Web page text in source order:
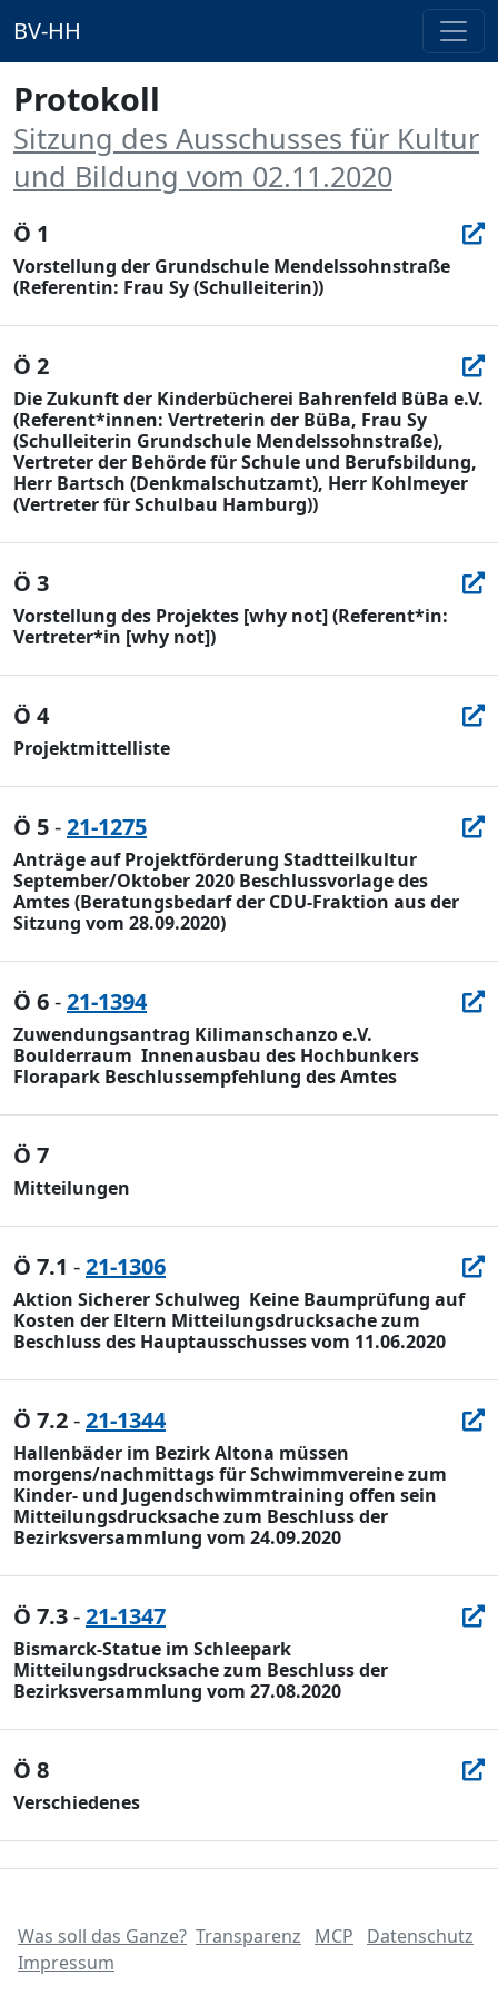
BV-HH
Protokoll
Sitzung des Ausschusses für Kultur
und Bildung vom 02.11.2020
Ö 1
Vorstellung der Grundschule Mendelssohnstraße
(Referentin: Frau Sy (Schulleiterin))
Ö 2
Die Zukunft der Kinderbücherei Bahrenfeld BüBa e.V.
(Referent*innen: Vertreterin der BüBa, Frau Sy
(Schulleiterin Grundschule Mendelssohnstraße),
Vertreter der Behörde für Schule und Berufsbildung,
Herr Bartsch (Denkmalschutzamt), Herr Kohlmeyer
(Vertreter für Schulbau Hamburg))
Ö 3
Vorstellung des Projektes [why not] (Referent*in:
Vertreter*in [why not])
Ö 4
Projektmittelliste
Ö 5-21-1275
Anträge auf Projektförderung Stadtteilkultur
September/Oktober 2020 Beschlussvorlage des
Amtes (Beratungsbedarf der CDU-Fraktion aus der
Sitzung vom 28.09.2020)
Ö 6-21-1394
Zuwendungsantrag Kilimanschanzo e.V. 
Boulderraum  Innenausbau des Hochbunkers
Florapark Beschlussempfehlung des Amtes
Ö 7
Mitteilungen
Ö 7.1 -21-1306
Aktion Sicherer Schulweg  Keine Baumprüfung auf
Kosten der Eltern Mitteilungsdrucksache zum
Beschluss des Hauptausschusses vom 11.06.2020
Ö 7.2-21-1344
Hallenbäder im Bezirk Altona müssen
morgens/nachmittags für Schwimmvereine zum
Kinder- und Jugendschwimmtraining offen sein
Mitteilungsdrucksache zum Beschluss der
Bezirksversammlung vom 24.09.2020
Ö 7.3-21-1347
Bismarck-Statue im Schleepark
Mitteilungsdrucksache zum Beschluss der
Bezirksversammlung vom 27.08.2020
Ö 8
Verschiedenes
Was soll das Ganze? Transparenz MCP
Datenschutz
Impressum